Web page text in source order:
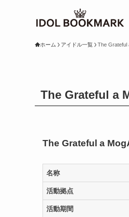
ホーム アイドル一覧 The Grateful
The Grateful a
The Grateful a
名称
活動拠点
活動期間